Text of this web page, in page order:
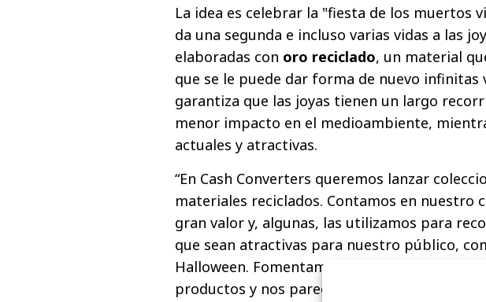
La idea es celebrar la "fiesta de los muertos
da una segunda e incluso varias vidas a las
elaboradas con oro reciclado, un material
que se le puede dar forma de nuevo infinitas
garantiza que las joyas tienen un largo
menor impacto en el medioambiente,
actuales y atractivas.
“En Cash Converters queremos lanzar
materiales reciclados. Contamos en nuestro
gran valor y, algunas, las utilizamos para
que sean atractivas para nuestro público,
Halloween. Fomentamos la sostenibilidad y la
productos y nos parece fundamental que las